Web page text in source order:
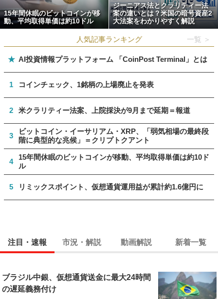
15年間休眠のビットコインが移
動、平均取得単価は約10ドル
ジーニアス法とクラリティー法
案の違いとは？米国の暗号資産2
大法案をわかりやすく解説
人気記事ランキング 一覧 ＞
★ AI投資情報プラットフォーム 「CoinPost Terminal」とは
1 コインチェック、1銘柄の上場廃止を発表
2 米クラリティー法案、上院採決が9月まで延期＝報道
3
ビットコイン・イーサリアム・XRP、「弱気相場の最終段
階に典型的な兆候」＝クリプトクアント
4
15年間休眠のビットコインが移動、平均取得単価は約10ド
ル
5 リミックスポイント、仮想通貨運用益が累計約1.6億円に
注目・速報 市況・解説 動画解説 新着一覧
ブラジル中銀、仮想通貨送金に最大24時間
の遅延義務付け